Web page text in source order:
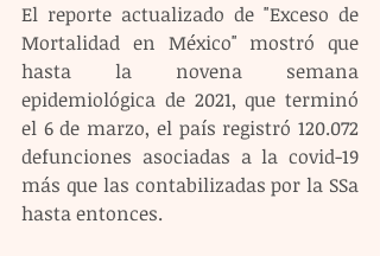
El reporte actualizado de "Exceso de
Mortalidad en México" mostró que
hasta la novena semana
epidemiológica de 2021, que terminó
el 6 de marzo, el país registró 120.072
defunciones asociadas a la covid-19
más que las contabilizadas por la SSa
hasta entonces.